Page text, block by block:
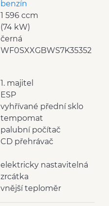
benzín
1 596 ccm
(74 kW)
černá
WF0SXXGBWS7K35352
1. majitel
ESP
vyhřívané přední sklo
tempomat
palubní počítač
CD přehrávač
elektricky nastavitelná
zrcátka
vnější teploměr